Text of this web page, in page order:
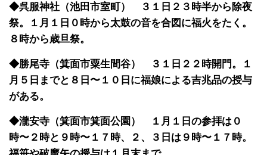
◆呉服神社（池田市室町） ３１日２３時半から除夜
祭。１月１日０時から太鼓の音を合図に福火をたく。
８時から歳旦祭。
◆勝尾寺（箕面市粟生間谷） ３１日２２時開門。１
月５日までと８日〜１０日に福娘による吉兆品の授与
がある。
◆瀧安寺（箕面市箕面公園） １月１日の参拝は０
時〜２時と９時〜１７時、２、３日は９時〜１７時。